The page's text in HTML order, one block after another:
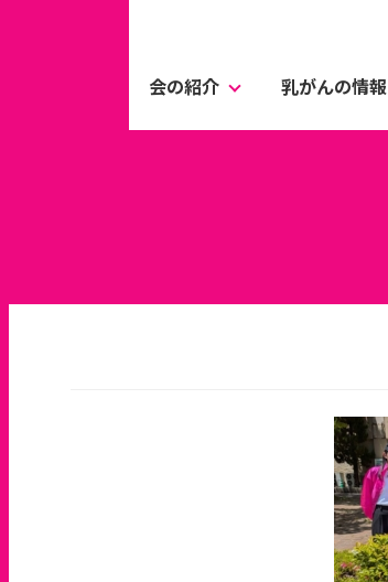
会の紹介 乳がんの情報